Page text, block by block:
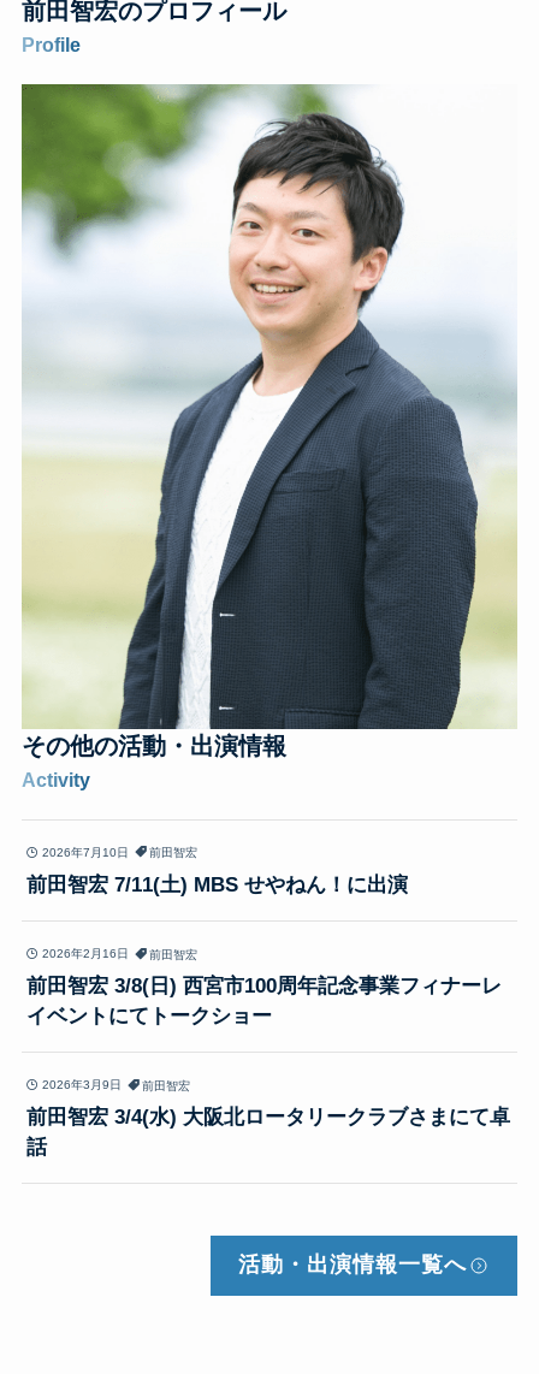
前田智宏のプロフィール
Profile
その他の活動・出演情報
Activity
2026年7月10日 前田智宏
前田智宏 7/11(土) MBS せやねん！に出演
2026年2月16日 前田智宏
前田智宏 3/8(日) 西宮市100周年記念事業フィナーレ
イベントにてトークショー
2026年3月9日 前田智宏
前田智宏 3/4(水) 大阪北ロータリークラブさまにて卓
話
活動・出演情報一覧へ